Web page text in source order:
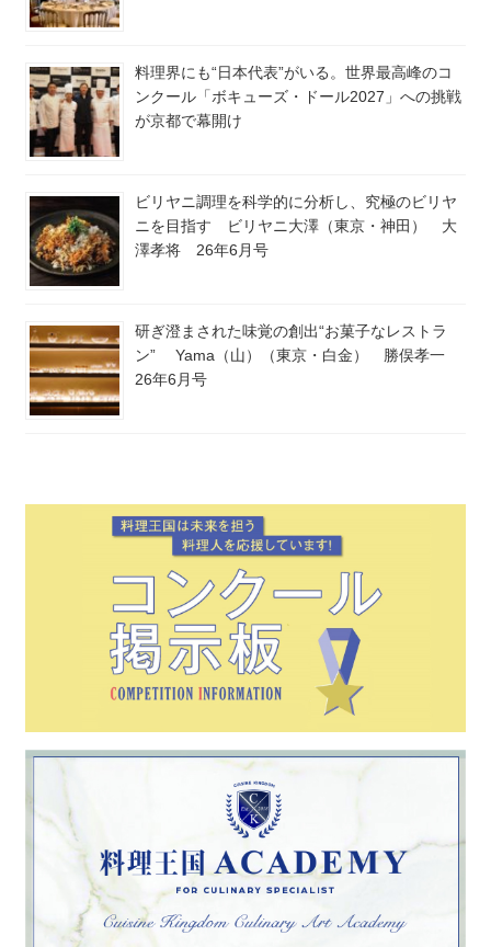
料理界にも“日本代表”がいる。世界最高峰のコ
ンクール「ボキューズ・ドール2027」への挑戦
が京都で幕開け
ビリヤニ調理を科学的に分析し、究極のビリヤ
ニを目指す ビリヤニ大澤（東京・神田） 大
澤孝将 26年6月号
研ぎ澄まされた味覚の創出“お菓子なレストラ
ン” Yama（山）（東京・白金） 勝俣孝一
26年6月号